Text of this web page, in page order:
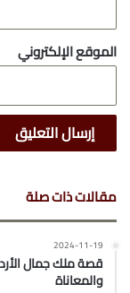
الموقع الإلكتروني
مقالات ذات صلة
2024-11-19
قصة ملك جمال
والمعاناة